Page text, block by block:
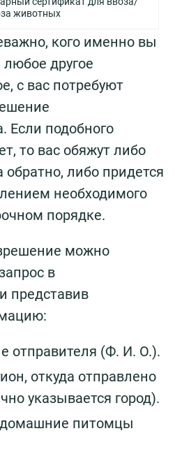
животных
кого именно вы
другое
с вас потребуют
Если подобного
то вас обяжут либо
либо придется
необходимого
порядке.
можно
в
представив
отправителя (Ф. И. О.).
откуда отправлено
указывается город).
питомцы